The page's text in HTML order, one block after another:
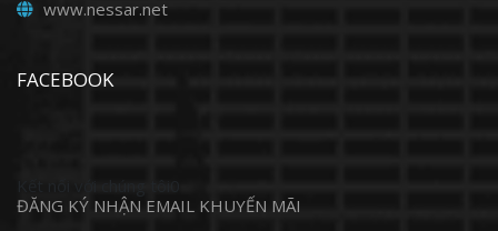
www.nessar.net
FACEBOOK
ĐĂNG KÝ NHẬN EMAIL KHUYẾN MÃI